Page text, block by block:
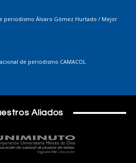
periodismo Álvaro Gómez Hurtado / Mejor
de periodismo CAMACOL
Aliados